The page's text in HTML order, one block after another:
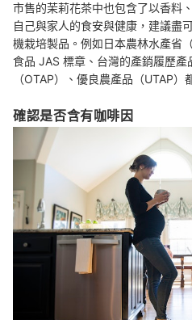
市售的茉莉花茶中也包含了以香料
自己與家人的食安與健康，建議盡
機栽培製品。例如日本農林水產省
食品 JAS 標章、台灣的產銷履歷產
（OTAP）、優良農產品（UTAP）
確認是否含有咖啡因